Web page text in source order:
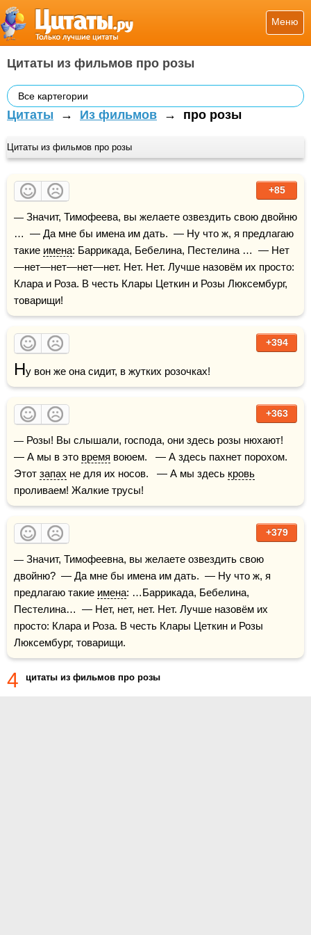
Меню
Цитаты из фильмов про розы
Все картегории
Цитаты → Из фильмов → про розы
Цитаты из фильмов про розы
+85
— Значит, Тимофеева, вы желаете озвездить свою двойню
…  — Да мне бы имена им дать.  — Ну что ж, я предлагаю
такие имена: Баррикада, Бебелина, Пестелина …  — Нет
—нет—нет—нет—нет. Нет. Нет. Лучше назовём их просто:
Клара и Роза. В честь Клары Цеткин и Розы Люксембург,
товарищи!
+394
Ну вон же она сидит, в жутких розочках!
+363
— Розы! Вы слышали, господа, они здесь розы нюхают!
— А мы в это время воюем.   — А здесь пахнет порохом.
Этот запах не для их носов.   — А мы здесь кровь
проливаем! Жалкие трусы!
+379
— Значит, Тимофеевна, вы желаете озвездить свою
двойню?  — Да мне бы имена им дать.  — Ну что ж, я
предлагаю такие имена: …Баррикада, Бебелина,
Пестелина…  — Нет, нет, нет. Нет. Лучше назовём их
просто: Клара и Роза. В честь Клары Цеткин и Розы
Люксембург, товарищи.
4 цитаты из фильмов про розы